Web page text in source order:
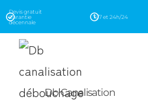
Devis gratuit
Garantie
décennale
7j/7 et 24h/24
Db Canalisation